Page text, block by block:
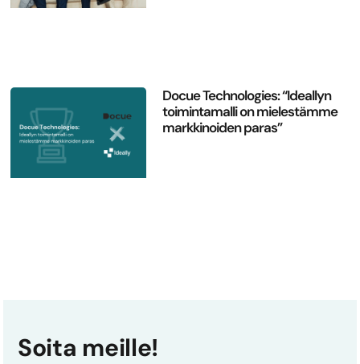
Docue Technologies: “Ideallyn
toimintamalli on mielestämme
markkinoiden paras”
Soita meille!